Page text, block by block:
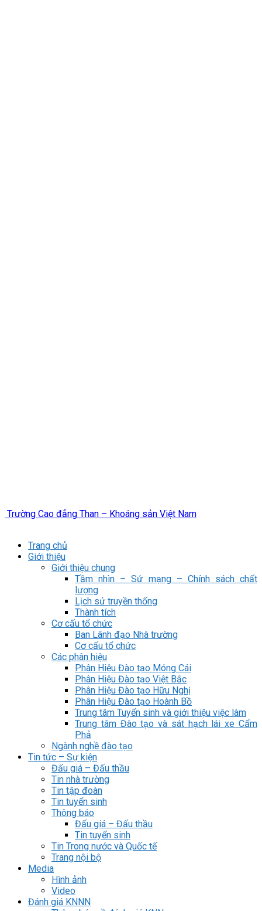
Trường Cao đẳng Than – Khoáng sản Việt Nam
Trang chủ
Giới thiệu
Giới thiệu chung
Tầm nhìn – Sứ mạng – Chính sách chất
lượng
Lịch sử truyền thống
Thành tích
Cơ cấu tổ chức
Ban Lãnh đạo Nhà trường
Cơ cấu tổ chức
Các phân hiệu
Phân Hiệu Đào tạo Móng Cái
Phân Hiệu Đào tạo Việt Bắc
Phân Hiệu Đào tạo Hữu Nghị
Phân Hiệu Đào tạo Hoành Bồ
Trung tâm Tuyển sinh và giới thiệu việc làm
Trung tâm Đào tạo và sát hạch lái xe Cẩm
Phả
Ngành nghề đào tạo
Tin tức – Sự kiện
Đấu giá – Đấu thầu
Tin nhà trường
Tin tập đoàn
Tin tuyển sinh
Thông báo
Đấu giá – Đấu thầu
Tin tuyển sinh
Tin Trong nước và Quốc tế
Trang nội bộ
Media
Hình ảnh
Video
Đánh giá KNNN